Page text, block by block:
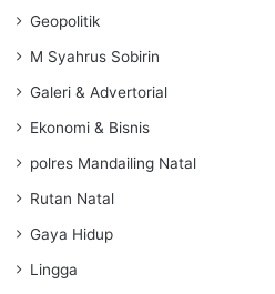
Geopolitik
M Syahrus Sobirin
Galeri & Advertorial
Ekonomi & Bisnis
polres Mandailing Natal
Rutan Natal
Gaya Hidup
Lingga